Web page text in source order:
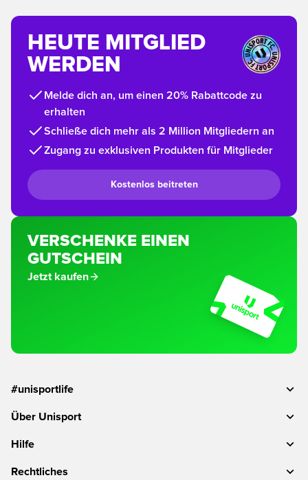
HEUTE MITGLIED
WERDEN
Melde dich an, um einen 20% Rabattcode zu
erhalten
Schließe dich mehr als 2 Million Mitgliedern an
Zugang zu exklusiven Produkten für Mitglieder
Kostenlos beitreten
VERSCHENKE EINEN
GUTSCHEIN
Jetzt kaufen
#unisportlife
Über Unisport
Hilfe
Rechtliches